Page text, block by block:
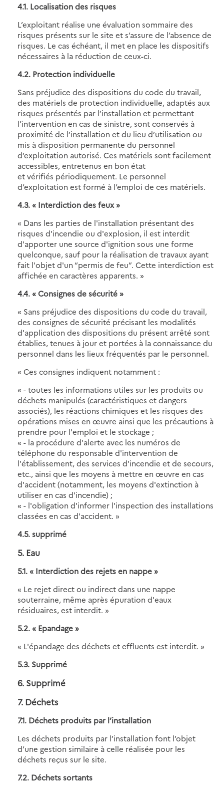
4.1. Localisation des risques
L’exploitant réalise une évaluation sommaire des
risques présents sur le site et s’assure de l’absence de
risques. Le cas échéant, il met en place les dispositifs
nécessaires à la réduction de ceux-ci.
4.2. Protection individuelle
Sans préjudice des dispositions du code du travail,
des matériels de protection individuelle, adaptés aux
risques présentés par l’installation et permettant
l’intervention en cas de sinistre, sont conservés à
proximité de l’installation et du lieu d’utilisation ou
mis à disposition permanente du personnel
d’exploitation autorisé. Ces matériels sont facilement
accessibles, entretenus en bon état
et vérifiés périodiquement. Le personnel
d’exploitation est formé à l’emploi de ces matériels.
4.3. « Interdiction des feux »
« Dans les parties de l'installation présentant des
risques d'incendie ou d'explosion, il est interdit
d'apporter une source d'ignition sous une forme
quelconque, sauf pour la réalisation de travaux ayant
fait l'objet d'un “permis de feu”. Cette interdiction est
affichée en caractères apparents. »
4.4. « Consignes de sécurité »
« Sans préjudice des dispositions du code du travail,
des consignes de sécurité précisant les modalités
d'application des dispositions du présent arrêté sont
établies, tenues à jour et portées à la connaissance du
personnel dans les lieux fréquentés par le personnel.
« Ces consignes indiquent notamment :
« - toutes les informations utiles sur les produits ou
déchets manipulés (caractéristiques et dangers
associés), les réactions chimiques et les risques des
opérations mises en œuvre ainsi que les précautions à
prendre pour l'emploi et le stockage ;
« - la procédure d'alerte avec les numéros de
téléphone du responsable d'intervention de
l'établissement, des services d'incendie et de secours,
etc., ainsi que les moyens à mettre en œuvre en cas
d'accident (notamment, les moyens d'extinction à
utiliser en cas d'incendie) ;
« - l'obligation d'informer l'inspection des installations
classées en cas d'accident. »
4.5. supprimé
5. Eau
5.1. « Interdiction des rejets en nappe »
« Le rejet direct ou indirect dans une nappe
souterraine, même après épuration d'eaux
résiduaires, est interdit. »
5.2. « Epandage »
« L'épandage des déchets et effluents est interdit. »
5.3. Supprimé
6. Supprimé
7. Déchets
7.1. Déchets produits par l’installation
Les déchets produits par l’installation font l’objet
d’une gestion similaire à celle réalisée pour les
déchets reçus sur le site.
7.2. Déchets sortants